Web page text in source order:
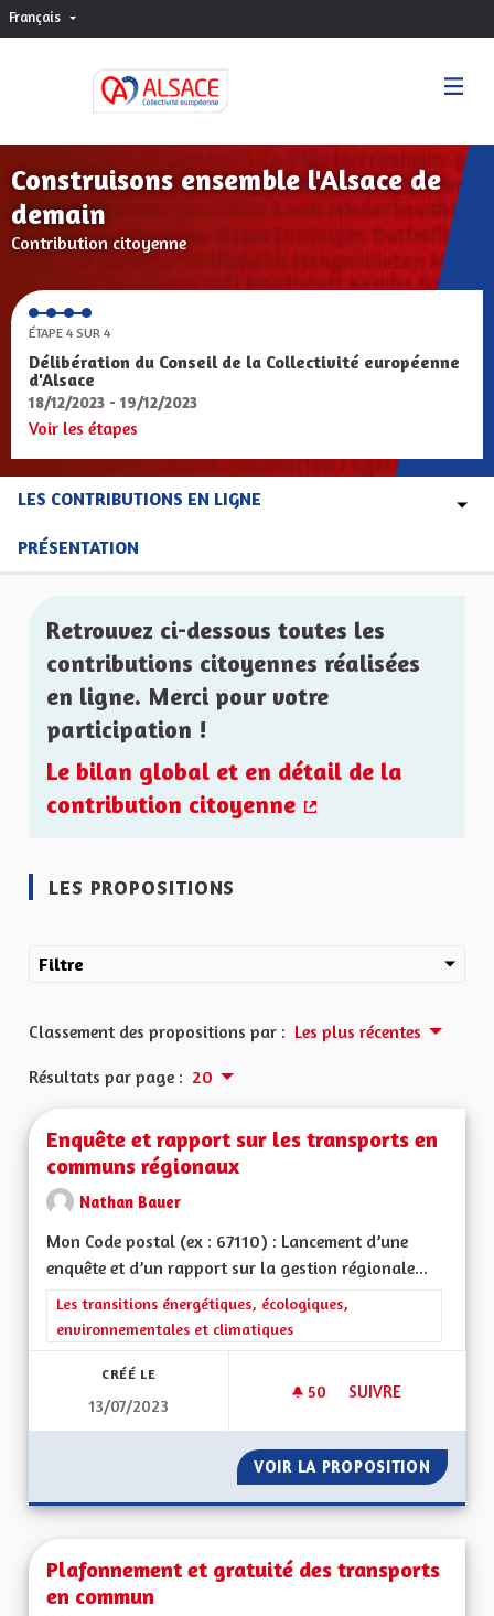
Français Choisir la langue
Construisons ensemble l'Alsace de
demain
Contribution citoyenne
ÉTAPE 4 SUR 4
Délibération du Conseil de la Collectivité européenne
d'Alsace
18/12/2023 - 19/12/2023
Voir les étapes
LES CONTRIBUTIONS EN LIGNE
PRÉSENTATION
Retrouvez ci-dessous toutes les
contributions citoyennes réalisées
en ligne. Merci pour votre
participation !
Le bilan global et en détail de la
contribution citoyenne
LES PROPOSITIONS
Filtre
Classement des propositions par : Les plus récentes
Résultats par page : 20
Enquête et rapport sur les transports en
communs régionaux
Nathan Bauer
Mon Code postal (ex : 67110) : Lancement d’une
enquête et d’un rapport sur la gestion régionale...
Filtrer les résultats de la catégorie : Les transitions
Les transitions énergétiques, écologiques,
environnementales et climatiques
CRÉÉ LE
13/07/2023
50 50 ABONNÉS
SUIVRE
VOIR LA PROPOSITION
Plafonnement et gratuité des transports
en commun